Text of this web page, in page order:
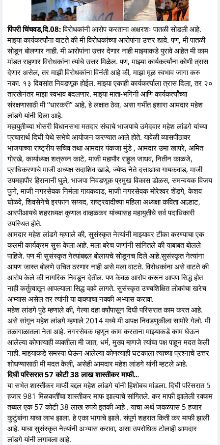
पिंपरी चिंचवड,दि.08:विरोधकांनी आरोप करताना अक्षरशः पातळी सोडली आहे.
माझ्या कार्यकर्त्यांना वाटते की मी विरोधकांच्या आरोपांना उत्तर द्यावे. पण, मी पातळी
सोडून बोलणार नाही. मी आरोपांना उत्तर देणार नाही माझ्याकडे पुरावे आहेत मी काम
मांडत राहणार विरोधकांना त्यांचे उत्तर मिळेल. पण, माझ्या कार्यकर्त्यांना कोणी त्रास
देणार असेल, तर माझी विरोधकांना विनंती आहे की, माझा मूळ स्वभाव जागा करु
नका. १३ दिवसांत निवडणूक होईल. माझ्या एकाही कार्यकर्त्याला त्रास दिला, तर २०
तारखेनंतर माझा स्वभाव बदलणार. माझ्या माता-भगिनी आणि कार्यकर्त्यांच्या
संरक्षणासाठी मी ‘‘धारकरी’’ आहे, हे लक्षात ठेवा, असा गर्भीत इशारा आमदार महेश
लांडगे यांनी दिला आहे.
महायुतीच्या भोसरी विधानसभा मतदार संघाचे भाजपाचे उमेदवार महेश लांडगे यांच्या
प्रचारार्थ दिघी येथे सभेचे आयोजन करण्यात आले होते. यावेळी व्यासपीठावर
भाजपाच्या राष्ट्रीय सचिव तथा आमदार पंकजा मुंडे , आमदार उमा खापरे, अमित
गोरखे, कार्याध्यक्ष शत्रुघ्न काटे, माजी महापौर राहुल जाधव, नितीन काळजे,
प्राधिकरणाचे माजी अध्यक्ष सदाशिव खाडे, ज्येष्ठ नेते दत्ताआबा गायकवाड, माजी
उपमहापौर हिरानानी घुले, भाजपा निवडणूक प्रमुख विकास डोळस, समन्वयक विजय
फुगे, माजी नगरसेवक निर्मला गायकवाड, माजी नगरसेवक मोरेश्वर शेंडगे, केशव
घोळवे, शिवसेनेचे इरफान सय्यद, राष्ट्रवादीच्या महिला अध्यक्षा कविता आल्हाट,
आरपीआयचे शहराध्यक्ष कुणाल वाव्हळकर यांच्यासह महायुतीचे सर्व पदाधिकारी
उपस्थित होते.
आमदार महेश लांडगे म्हणाले की, सुसंस्कृत नेत्यांनी माझ्यावर टीका करण्याचा एक
कलमी कार्यक्रम सुरू केला आहे. मला बरेच जणांनी सांगितले की याबाबत बोलले
पाहिजे. पण मी सुसंस्कृत नेत्यांबद्दल बोलायचे सोडूनच दिले आहे.सुसंस्कृत नेत्यांना
आपण जास्त बोलणे उचित ठरणार नाही असे मला वाटते. विरोधकांना असे वाटते की
आरोप केले की नागरिक निवडून देतील. पण केवळ आरोप करून आपण सिद्ध होत
नाही कर्तुत्वातून आपल्याला सिद्ध व्हावे लागते. सुसंस्कृत उच्चशिक्षित लोकांचा खरेच
अभ्यास असेल तर त्यांनी या वाक्याचा नक्की अभ्यास करावा.
महेश लांडगे पुढे म्हणाले की, गेल्या दहा वर्षांपासून दिघी परिसरात काम करत आहे.
असे सांगून महेश लांडगे म्हणाले 2014 मध्ये मी अपक्ष निवडणुकीला सामोरे गेलो. मी
तळागाळातला नेता आहे. नगरसेवक म्हणून काम करताना माझ्याकडे काम घेऊन
आलेल्या कोणत्याही व्यक्तीला मी जात, धर्म, मुख्य म्हणजे त्यांचा पक्ष पाहून मदत केली
नाही. माझ्याकडे समस्या घेऊन आलेल्या कोणत्याही घटकाला त्याच्या प्रश्नाचे उत्तर
शोधण्यासाठी मी मदत केली, असेही आमदार महेश लांडगे यांनी म्हटले आहे.
दिघी परिसरात 57 कोटी 38 लाख शास्तीकर माफी...
या सभेत शास्तीकर माफी बद्दल महेश लांडगे यांनी हिशोबच मांडला. दिघी परिसरात 5
हजार 981 मिळकतींचा शास्तीकर माफ झाल्याचे सांगितले. कर माफी झालेली रक्कम
तब्बल एक 57 कोटी 38 लाख रुपये इतकी आहे . याचा अर्थ जवळपास 5 हजार
कुटुंबांना याचा लाभ झाला. हे एका भागाचे झाले. संपूर्ण शहरात किती कर माफी झाली
आहे. याचा सुसंस्कृत नेत्यांनी अभ्यास करावा, असा उपरोधिक टोलाही आमदार
लांडगे यांनी लगावला आहे.